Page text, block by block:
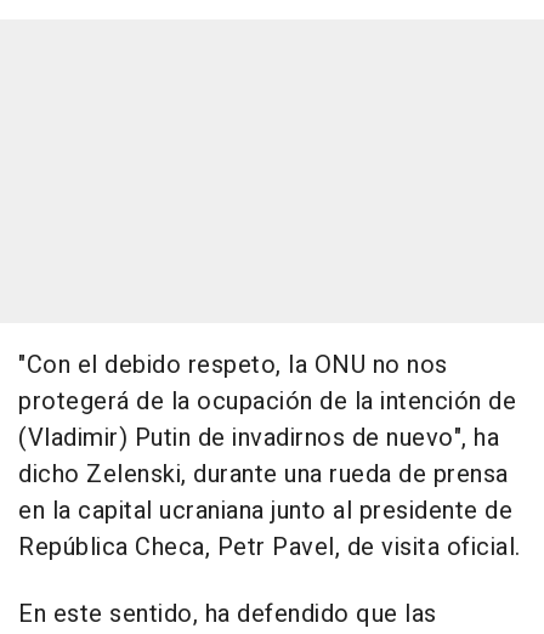
"Con el debido respeto, la ONU no nos
protegerá de la ocupación de la intención de
(Vladimir) Putin de invadirnos de nuevo", ha
dicho Zelenski, durante una rueda de prensa
en la capital ucraniana junto al presidente de
República Checa, Petr Pavel, de visita oficial.
En este sentido, ha defendido que las